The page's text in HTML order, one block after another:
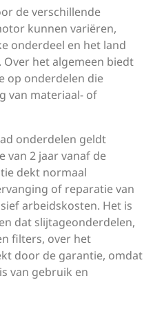
de verschillende
kunnen variëren,
onderdeel en het land
het algemeen biedt
op onderdelen die
van materiaal- of
onderdelen geldt
van 2 jaar vanaf de
dekt normaal
of reparatie van
arbeidskosten. Het is
dat slijtageonderdelen,
filters, over het
door de garantie, omdat
van gebruik en